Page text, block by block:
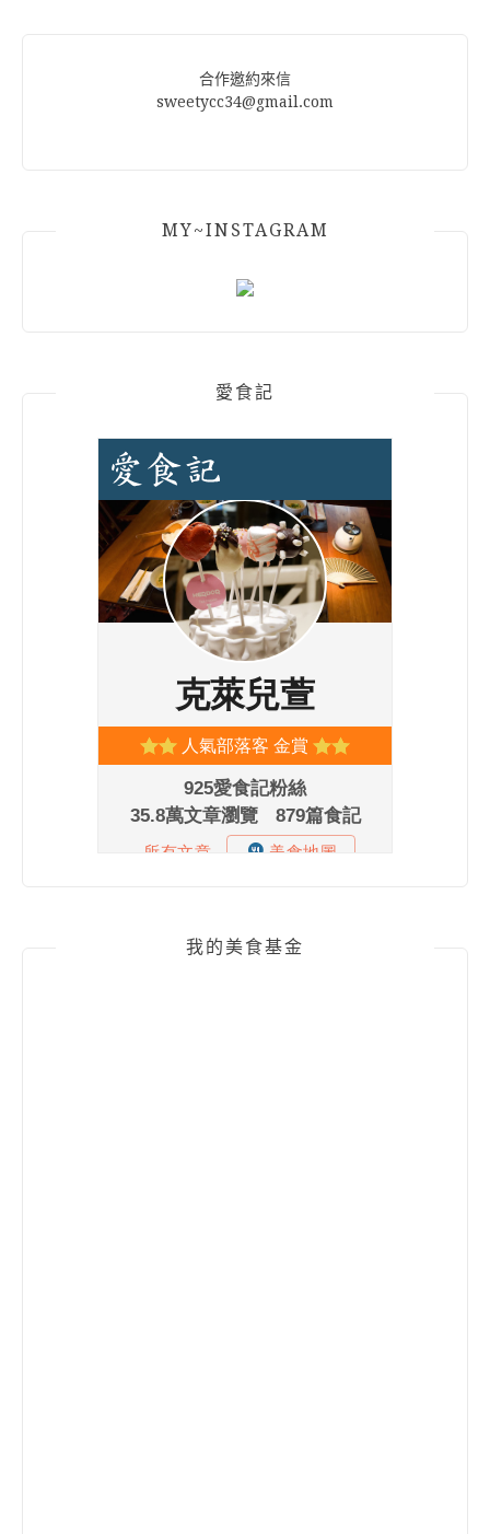
合作邀約來信
sweetycc34@gmail.com
MY~INSTAGRAM
愛食記
我的美食基金